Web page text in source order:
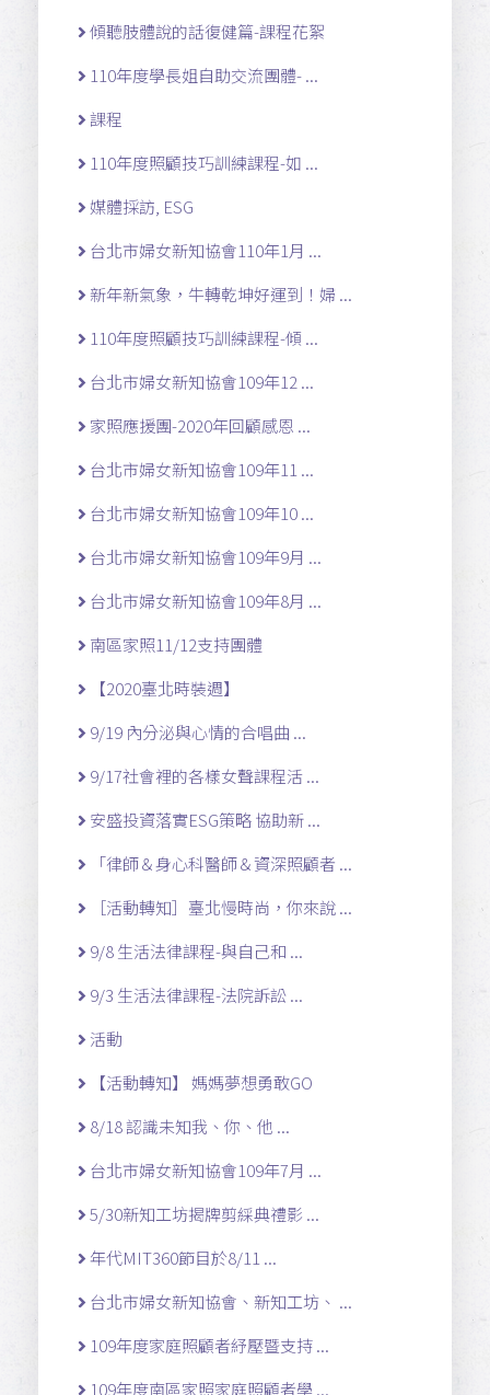
傾聽肢體說的話復健篇-課程花絮
110年度學長姐自助交流團體- ...
課程
110年度照顧技巧訓練課程-如 ...
媒體採訪, ESG
台北市婦女新知協會110年1月 ...
新年新氣象，牛轉乾坤好運到！婦 ...
110年度照顧技巧訓練課程-傾 ...
台北市婦女新知協會109年12 ...
家照應援團-2020年回顧感恩 ...
台北市婦女新知協會109年11 ...
台北市婦女新知協會109年10 ...
台北市婦女新知協會109年9月 ...
台北市婦女新知協會109年8月 ...
南區家照11/12支持團體
【2020臺北時裝週】
9/19 內分泌與心情的合唱曲 ...
9/17社會裡的各樣女聲課程活 ...
安盛投資落實ESG策略 協助新 ...
「律師＆身心科醫師＆資深照顧者 ...
［活動轉知］臺北慢時尚，你來說 ...
9/8 生活法律課程-與自己和 ...
9/3 生活法律課程-法院訴訟 ...
活動
【活動轉知】 媽媽夢想勇敢GO
8/18 認識未知我、你、他 ...
台北市婦女新知協會109年7月 ...
5/30新知工坊揭牌剪綵典禮影 ...
年代MIT360節目於8/11 ...
台北市婦女新知協會、新知工坊、 ...
109年度家庭照顧者紓壓暨支持 ...
109年度南區家照家庭照顧者學 ...